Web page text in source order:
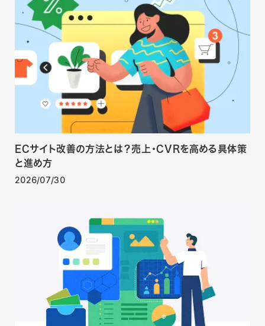
ECサイト改善の方法とは？売上・CVRを高める具体策
と進め方
2026/07/30